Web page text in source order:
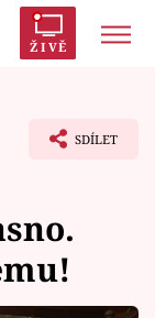
ŽIVĚ
SDÍLET